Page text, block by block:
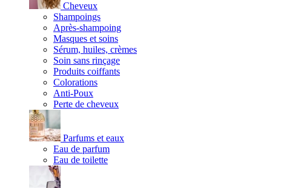
Cheveux
Shampoings
Après-shampoing
Masques et soins
Sérum, huiles, crèmes
Soin sans rinçage
Produits coiffants
Colorations
Anti-Poux
Perte de cheveux
Parfums et eaux
Eau de parfum
Eau de toilette